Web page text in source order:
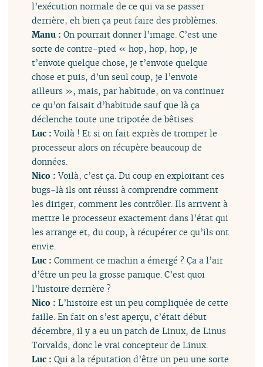
l’exécution normale de ce qui va se passer
derrière, eh bien ça peut faire des problèmes.
Manu :On pourrait donner l’image. C’est une
sorte de contre-pied « hop, hop, hop, je
t’envoie quelque chose, je t’envoie quelque
chose et puis, d’un seul coup, je l’envoie
ailleurs », mais, par habitude, on va continuer
ce qu’on faisait d’habitude sauf que là ça
déclenche toute une tripotée de bêtises.
Luc :Voilà ! Et si on fait exprès de tromper le
processeur alors on récupère beaucoup de
données.
Nico :Voilà, c’est ça. Du coup en exploitant ces
bugs-là ils ont réussi à comprendre comment
les diriger, comment les contrôler. Ils arrivent à
mettre le processeur exactement dans l’état qui
les arrange et, du coup, à récupérer ce qu’ils ont
envie.
Luc :Comment ce machin a émergé ? Ça a l’air
d’être un peu la grosse panique. C’est quoi
l’histoire derrière ?
Nico :L’histoire est un peu compliquée de cette
faille. En fait on s’est aperçu, c’était début
décembre, il y a eu un patch de Linux, de Linus
Torvalds, donc le vrai concepteur de Linux.
Luc :Qui a la réputation d’être un peu une sorte